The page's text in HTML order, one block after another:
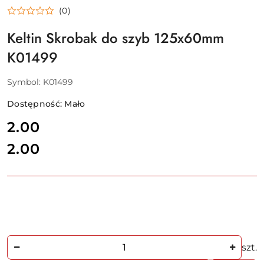
(0)
Keltin Skrobak do szyb 125x60mm
K01499
Symbol: K01499
Dostępność: Mało
cena:
2.00
Cena:
2.00
Ilość szt.